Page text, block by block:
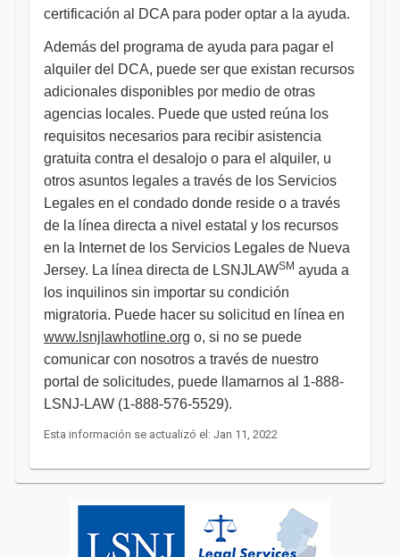
certificación al DCA para poder optar a la ayuda.
Además del programa de ayuda para pagar el
alquiler del DCA, puede ser que existan recursos
adicionales disponibles por medio de otras
agencias locales. Puede que usted reúna los
requisitos necesarios para recibir asistencia
gratuita contra el desalojo o para el alquiler, u
otros asuntos legales a través de los Servicios
Legales en el condado donde reside o a través
de la línea directa a nivel estatal y los recursos
en la Internet de los Servicios Legales de Nueva
Jersey. La línea directa de LSNJLAWSM ayuda a
los inquilinos sin importar su condición
migratoria. Puede hacer su solicitud en línea en
www.lsnjlawhotline.org o, si no se puede
comunicar con nosotros a través de nuestro
portal de solicitudes, puede llamarnos al 1-888-
LSNJ-LAW (1-888-576-5529). ​​
Esta información se actualizó el: Jan 11, 2022